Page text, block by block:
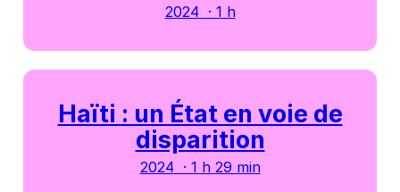
2024 · 1 h
Haïti : un État en voie de
disparition
2024 · 1 h 29 min